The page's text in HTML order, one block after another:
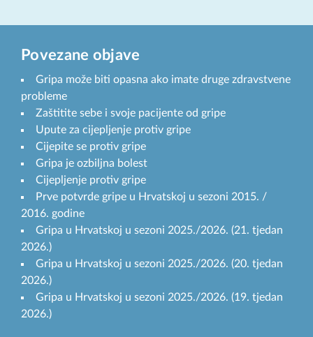
Povezane objave
Gripa može biti opasna ako imate druge zdravstvene
probleme
Zaštitite sebe i svoje pacijente od gripe
Upute za cijepljenje protiv gripe
Cijepite se protiv gripe
Gripa je ozbiljna bolest
Cijepljenje protiv gripe
Prve potvrde gripe u Hrvatskoj u sezoni 2015. /
2016. godine
Gripa u Hrvatskoj u sezoni 2025./2026. (21. tjedan
2026.)
Gripa u Hrvatskoj u sezoni 2025./2026. (20. tjedan
2026.)
Gripa u Hrvatskoj u sezoni 2025./2026. (19. tjedan
2026.)